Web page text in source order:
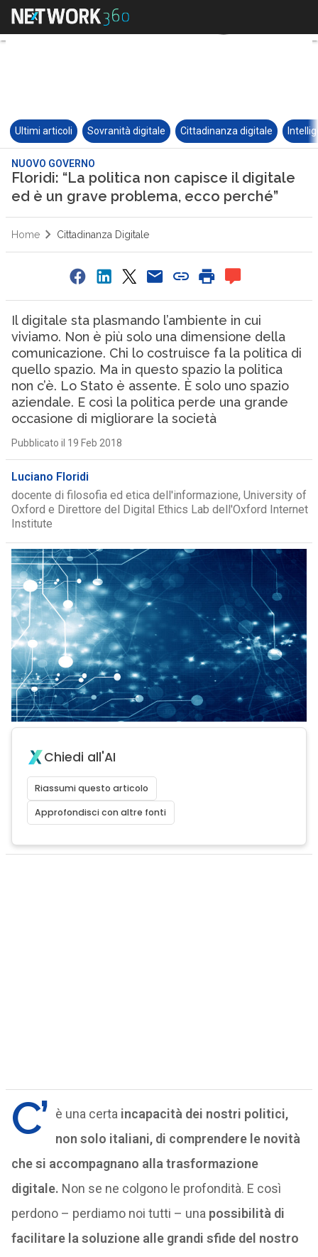
Ultimi articoli Sovranità digitale Cittadinanza digitale
NUOVO GOVERNO
Floridi: “La politica non capisce il digitale
ed è un grave problema, ecco perché”
Home Cittadinanza Digitale
Il digitale sta plasmando l’ambiente in cui
viviamo. Non è più solo una dimensione della
comunicazione. Chi lo costruisce fa la politica di
quello spazio. Ma in questo spazio la politica
non c’è. Lo Stato è assente. È solo uno spazio
aziendale. E così la politica perde una grande
occasione di migliorare la società
Pubblicato il 19 Feb 2018
Luciano Floridi
docente di filosofia ed etica dell'informazione, University of
Oxford e Direttore del Digital Ethics Lab dell'Oxford Internet
Institute
Chiedi all'AI
Riassumi questo articolo
Approfondisci con altre fonti
C’ è una certa incapacità dei nostri politici,
non solo italiani, di comprendere le novità
che si accompagnano alla trasformazione
digitale. Non se ne colgono le profondità. E così
perdono – perdiamo noi tutti – una possibilità di
facilitare la soluzione alle grandi sfide del nostro